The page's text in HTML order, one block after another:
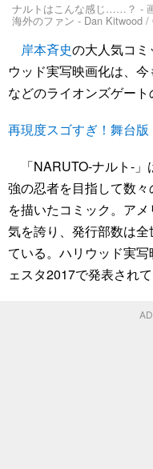
ナルトはこんな感じ……？ -
海外のファン - Dan Kitwood /
岸本斉史の大人気コミ
ウッド実写映画化は、今
などのライオンズゲート
再現度スゴすぎ！舞台
「NARUTO-ナルト-」
強の忍者を目指して数
を描いたコミック。ア
気を誇り、発行部数は
ている。ハリウッド実
ェスタ2017で発表されて